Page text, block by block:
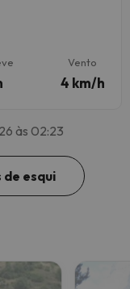
Vento
4 km/h
às 02:23
esqui